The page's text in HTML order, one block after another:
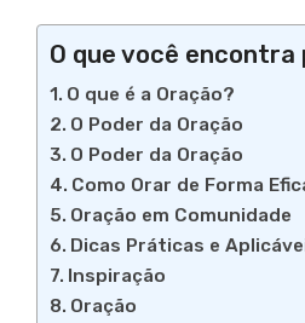
O que você encontra
O que é a Oração?
O Poder da Oração
O Poder da Oração
Como Orar de Forma
Oração em Comunidade
Dicas Práticas e
Inspiração
Oração